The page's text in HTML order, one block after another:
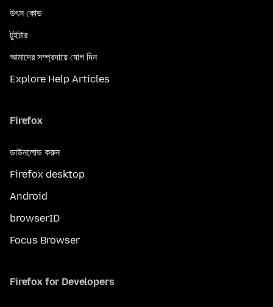
উৎস কোড
টুইটার
আমাদের সম্প্রদায়ে যোগ দিন
Explore Help Articles
Firefox
ডাউনলোড করুন
Firefox desktop
Android
browserID
Focus Browser
Firefox for Developers